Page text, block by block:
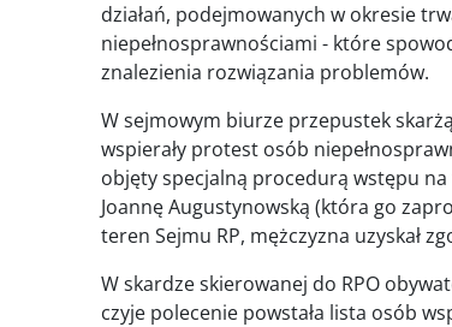
działań, podejmowanych w okresie
niepełnosprawnościami - które
znalezienia rozwiązania problemów.
W sejmowym biurze przepustek
wspierały protest osób
objęty specjalną procedurą wstępu
Joannę Augustynowską (która go
teren Sejmu RP, mężczyzna uzyskał
W skardze skierowanej do RPO
czyje polecenie powstała lista osób